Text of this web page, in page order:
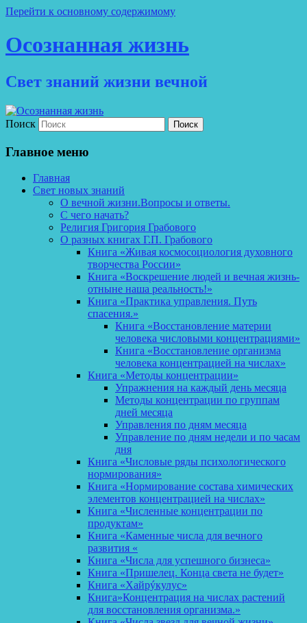
Перейти к основному содержимому
Осознанная жизнь
Свет знаний жизни вечной
Поиск
Главное меню
Главная
Свет новых знаний
О вечной жизни.Вопросы и ответы.
С чего начать?
Религия Григория Грабового
О разных книгах Г.П. Грабового
Книга «Живая космосоциология духовного
творчества России»
Книга «Воскрешение людей и вечная жизнь-
отныне наша реальность!»
Книга «Практика управления. Путь
спасения.»
Книга «Восстановление материи
человека числовыми концентрациями»
Книга «Восстановление организма
человека концентрацией на числах»
Книга «Методы концентрации»
Упражнения на каждый день месяца
Методы концентрации по группам
дней месяца
Управления по дням месяца
Управление по дням недели и по часам
дня
Книга «Числовые ряды психологического
нормирования»
Книга «Нормирование состава химических
элементов концентрацией на числах»
Книга «Численные концентрации по
продуктам»
Книга «Каменные числа для вечного
развития «
Книга «Числа для успешного бизнеса»
Книга «Пришелец. Конца света не будет»
Книга «Хайрýкулус»
Книга»Концентрация на числах растений
для восстановления организма.»